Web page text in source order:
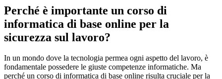
Perché è importante un corso di
informatica di base online per la
sicurezza sul lavoro?
In un mondo dove la tecnologia permea ogni aspetto del lavoro, è
fondamentale possedere le giuste competenze informatiche. Ma
perché un corso di informatica di base online risulta cruciale per la